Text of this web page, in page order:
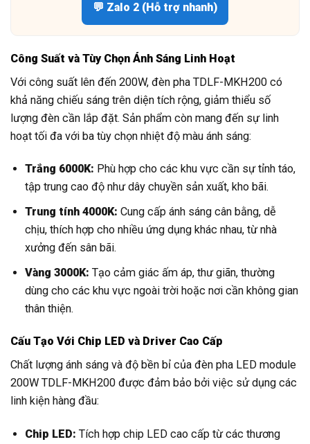
💬 Zalo 2 (Hỗ trợ nhanh)
Công Suất và Tùy Chọn Ánh Sáng Linh Hoạt
Với công suất lên đến 200W, đèn pha TDLF-MKH200 có
khả năng chiếu sáng trên diện tích rộng, giảm thiểu số
lượng đèn cần lắp đặt. Sản phẩm còn mang đến sự linh
hoạt tối đa với ba tùy chọn nhiệt độ màu ánh sáng:
Trắng 6000K: Phù hợp cho các khu vực cần sự tỉnh táo,
tập trung cao độ như dây chuyền sản xuất, kho bãi.
Trung tính 4000K: Cung cấp ánh sáng cân bằng, dễ
chịu, thích hợp cho nhiều ứng dụng khác nhau, từ nhà
xưởng đến sân bãi.
Vàng 3000K: Tạo cảm giác ấm áp, thư giãn, thường
dùng cho các khu vực ngoài trời hoặc nơi cần không gian
thân thiện.
Cấu Tạo Với Chip LED và Driver Cao Cấp
Chất lượng ánh sáng và độ bền bỉ của đèn pha LED module
200W TDLF-MKH200 được đảm bảo bởi việc sử dụng các
linh kiện hàng đầu:
Chip LED: Tích hợp chip LED cao cấp từ các thương